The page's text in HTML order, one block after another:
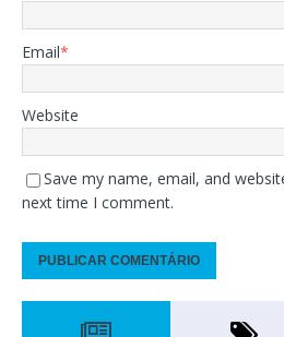
Email*
Website
Save my name, email, and
next time I comment.